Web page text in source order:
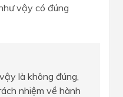
vậy có đúng
là không đúng,
nhiệm về hành